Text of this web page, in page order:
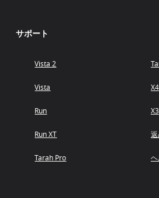
サポート
Vista 2
Vista
Run
Run XT
Tarah Pro
X4
X3